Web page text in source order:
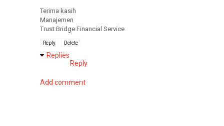
Terima kasih
Manajemen
Trust Bridge Financial Service
Reply Delete
Replies
Reply
Add comment